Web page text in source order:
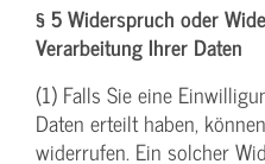
§ 5 Widerspruch oder
Verarbeitung Ihrer Daten
(1) Falls Sie eine
Daten erteilt haben,
widerrufen. Ein solcher